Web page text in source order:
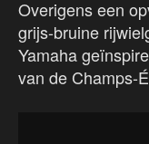
Overigens een
grijs-bruine
Yamaha
van de Champs-